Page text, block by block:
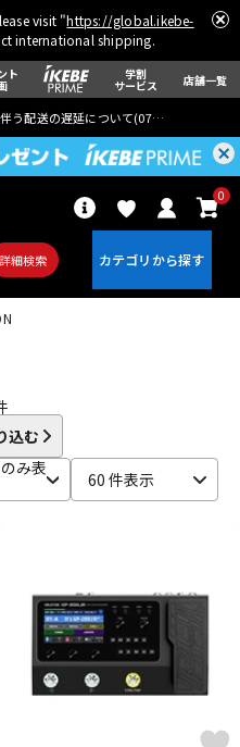
visit "https://global.ikebe-
international shipping.
ト 学割
サービス 店舗一覧
う配送の遅延について(07月29日
詳細検索
0
パーカッション
電子ピアノ
込む
み表
60 件表示